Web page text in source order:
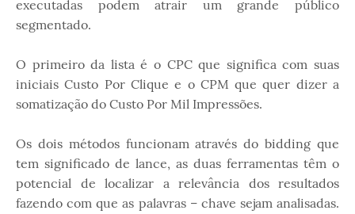
executadas podem atrair um grande público
segmentado.
O primeiro da lista é o CPC que significa com suas
iniciais Custo Por Clique e o CPM que quer dizer a
somatização do Custo Por Mil Impressões.
Os dois métodos funcionam através do bidding que
tem significado de lance, as duas ferramentas têm o
potencial de localizar a relevância dos resultados
fazendo com que as palavras – chave sejam analisadas.